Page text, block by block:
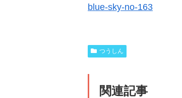
blue-sky-no-163
つうしん
関連記事